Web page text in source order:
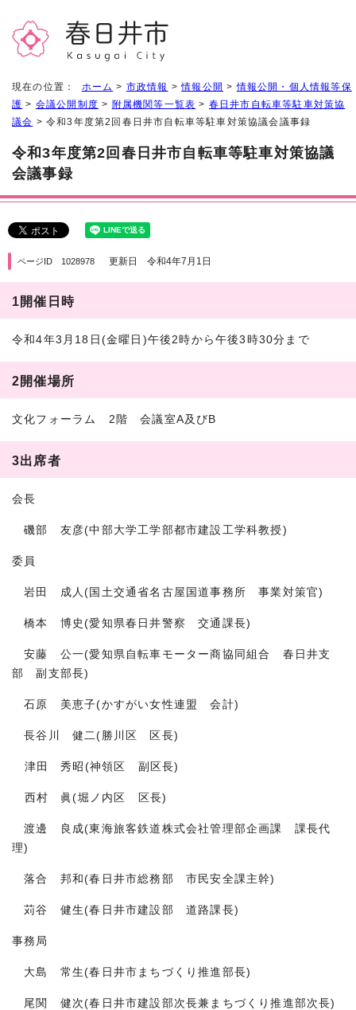
現在の位置： ホーム > 市政情報 >情報公開 >情報公開・個人情報等保
護 > 会議公開制度 > 附属機関等一覧表 > 春日井市自転車等駐車対策協
議会 > 令和3年度第2回春日井市自転車等駐車対策協議会議事録
令和3年度第2回春日井市自転車等駐車対策協議
会議事録
ページID 1028978 更新日 令和4年7月1日
1開催日時
令和4年3月18日(金曜日)午後2時から午後3時30分まで
2開催場所
文化フォーラム 2階 会議室A及びB
3出席者
会長
磯部 友彦(中部大学工学部都市建設工学科教授)
委員
岩田 成人(国土交通省名古屋国道事務所 事業対策官)
橋本 博史(愛知県春日井警察 交通課長)
安藤 公一(愛知県自転車モーター商協同組合 春日井支
部 副支部長)
石原 美恵子(かすがい女性連盟 会計)
長谷川 健二(勝川区 区長)
津田 秀昭(神領区 副区長)
西村 眞(堀ノ内区 区長)
渡邊 良成(東海旅客鉄道株式会社管理部企画課 課長代
理)
落合 邦和(春日井市総務部 市民安全課主幹)
苅谷 健生(春日井市建設部 道路課長)
事務局
大島 常生(春日井市まちづくり推進部長)
尾関 健次(春日井市建設部次長兼まちづくり推進部次長)